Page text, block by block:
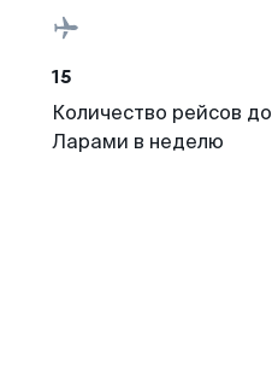
15
Количество рейсов до
Ларами в неделю